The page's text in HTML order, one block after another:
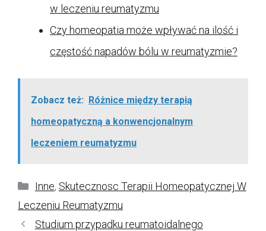
w leczeniu reumatyzmu
Czy homeopatia może wpływać na ilość i
częstość napadów bólu w reumatyzmie?
Zobacz też: Różnice między terapią
homeopatyczną a konwencjonalnym
leczeniem reumatyzmu
Kategorie
Inne, Skutecznosc Terapii Homeopatycznej W
Leczeniu Reumatyzmu
Studium przypadku reumatoidalnego